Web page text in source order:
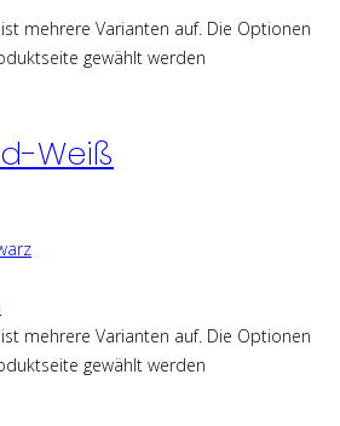
mehrere Varianten auf. Die Optionen
gewählt werden
Weiß
mehrere Varianten auf. Die Optionen
gewählt werden